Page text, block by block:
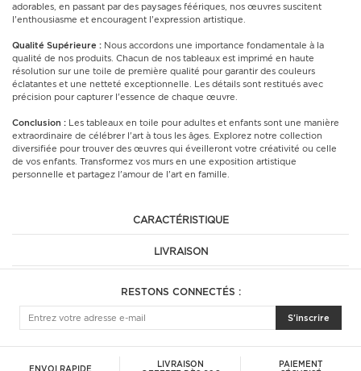
adorables, en passant par des paysages féériques, nos œuvres suscitent
l'enthousiasme et encouragent l'expression artistique.
Qualité Supérieure : Nous accordons une importance fondamentale à la
qualité de nos produits. Chacun de nos tableaux est imprimé en haute
résolution sur une toile de première qualité pour garantir des couleurs
éclatantes et une netteté exceptionnelle. Les détails sont restitués avec
précision pour capturer l'essence de chaque œuvre.
Conclusion : Les tableaux en toile pour adultes et enfants sont une manière
extraordinaire de célébrer l'art à tous les âges. Explorez notre collection
diversifiée pour trouver des œuvres qui éveilleront votre créativité ou celle
de vos enfants. Transformez vos murs en une exposition artistique
personnelle et partagez l'amour de l'art en famille.
CARACTÉRISTIQUE
LIVRAISON
RESTONS CONNECTÉS :
S'inscrire
ENVOI RAPIDE
LIVRAISON
PAIEMENT